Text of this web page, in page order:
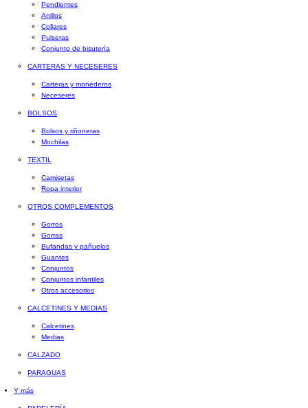
Pendientes
Anillos
Collares
Pulseras
Conjunto de bisutería
CARTERAS Y NECESERES
Carteras y monederos
Neceseres
BOLSOS
Bolsos y riñoneras
Mochilas
TEXTIL
Camisetas
Ropa interior
OTROS COMPLEMENTOS
Gorros
Gorras
Bufandas y pañuelos
Guantes
Conjuntos
Conjuntos infantiles
Otros accesorios
CALCETINES Y MEDIAS
Calcetines
Medias
CALZADO
PARAGUAS
Y más